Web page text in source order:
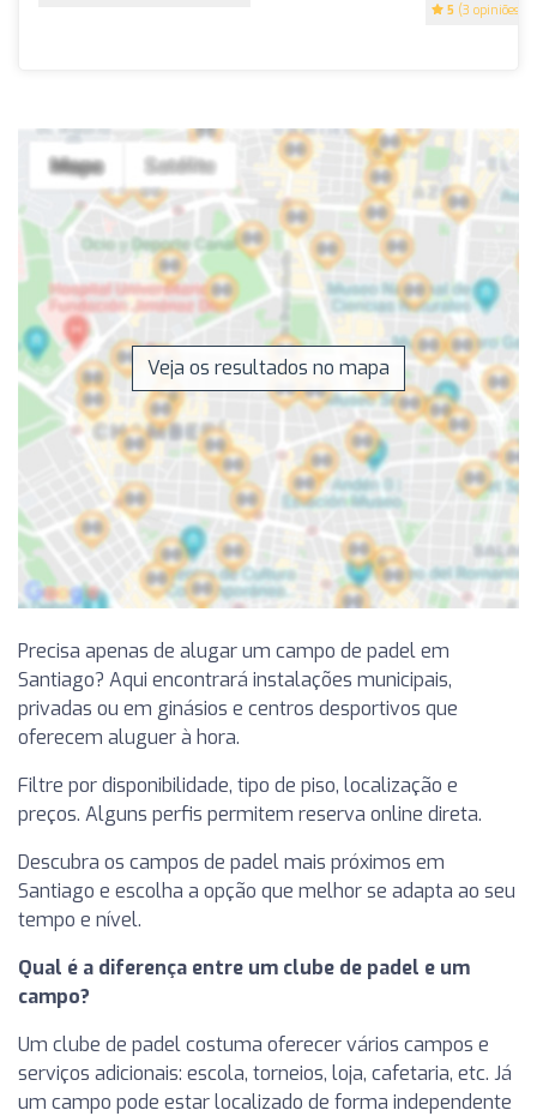
5 (3 opiniões)
Veja os resultados no mapa
Precisa apenas de alugar um campo de padel em
Santiago? Aqui encontrará instalações municipais,
privadas ou em ginásios e centros desportivos que
oferecem aluguer à hora.
Filtre por disponibilidade, tipo de piso, localização e
preços. Alguns perfis permitem reserva online direta.
Descubra os campos de padel mais próximos em
Santiago e escolha a opção que melhor se adapta ao seu
tempo e nível.
Qual é a diferença entre um clube de padel e um
campo?
Um clube de padel costuma oferecer vários campos e
serviços adicionais: escola, torneios, loja, cafetaria, etc. Já
um campo pode estar localizado de forma independente